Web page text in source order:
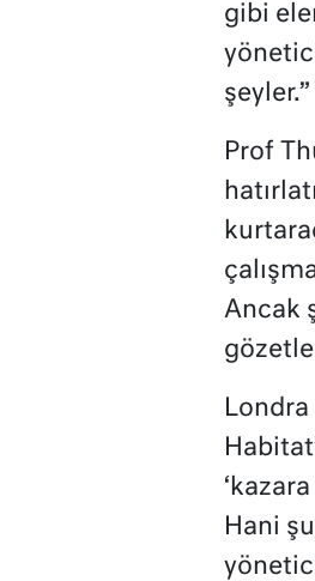
gibi
şeyler.”
Prof
Ancak
Hani